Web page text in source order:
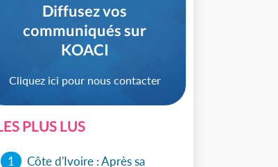
Diffusez vos
communiqués sur
KOACI
Cliquez ici pour nous contacter
PLUS LUS
1
Côte d'Ivoire : Après sa